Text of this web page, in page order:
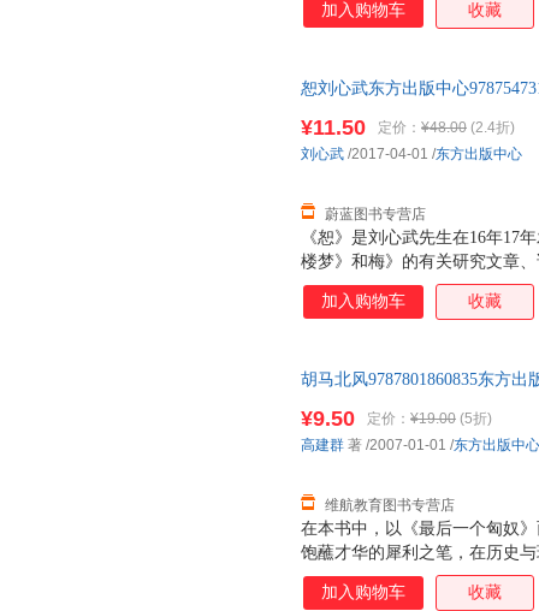
加入购物车 收藏
恕刘心武东方出版中心
《恕》是刘心武先生在16年17
楼梦》和梅》的有关研究文章
过回忆旧友往事、关注现实生
和心得、与读者和媒体的互动
的茅盾文学奖和上海长篇小说
¥11.50 定价： ¥48.00 (2.4折)
蔚蓝图书专营店
刘心武 /2017-04-01 /东方出版中心
加入购物车 收藏
胡马北风9787801860835东方
在本书中，以《最后一个匈奴
饱蘸才华的犀利之笔，在历史
民族的最后走向，楼兰王朝的
铁骑纵横，中亚西亚的雄风景
¥9.50 定价： ¥19.00 (5折)
维航教育图书专营店
高建群 著 /2007-01-01 /东方出版中心
加入购物车 收藏